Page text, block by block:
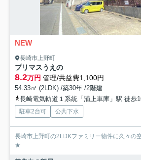
NEW
長崎市上野町
プリマスうえの
8.2万円 管理/共益費1,100円
54.33㎡ (2LDK) /築30年 /2階建
長崎電気軌道１系統「浦上車庫」駅 徒歩
駐車2台可 公共下水
長崎市上野町の2LDKファミリー物件に久々の
★